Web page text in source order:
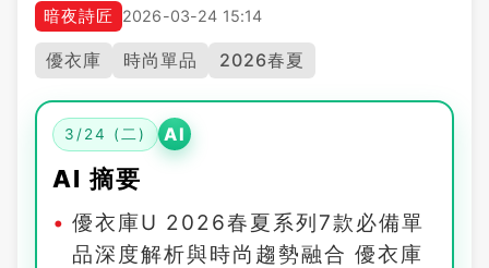
暗夜詩匠 2026-03-24 15:14
優衣庫 時尚單品 2026春夏
3/24 (二) AI
AI 摘要
優衣庫U 2026春夏系列7款必備單
品深度解析與時尚趨勢融合 優衣庫